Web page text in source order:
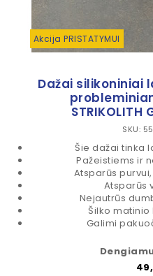
Akcija PRISTATYMUI
Dažai silikoniniai
STRIKOLITH
SKU:
Šie dažai tinka
Pažeistiems ir
Atsparūs
Atsparūs
Nejautrūs
Šilko
Galimi